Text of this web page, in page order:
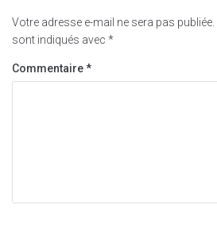
Votre adresse e-mail ne sera pas publiée.
sont indiqués avec *
Commentaire*